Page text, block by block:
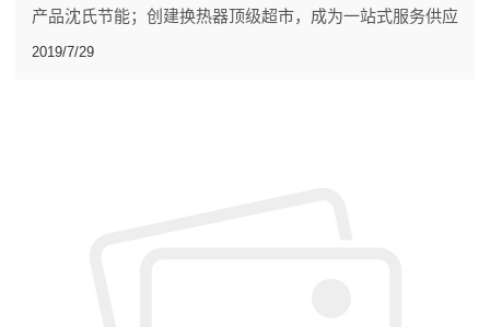
产品沈氏节能；创建换热器顶级超市，成为一站式服务供应
商。沈氏研发出最新且最具有市场优势的壳管换热器。
2019/7/29